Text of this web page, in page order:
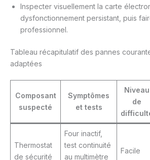
Inspecter visuellement la carte
dysfonctionnement persistant, puis
professionnel.
Tableau récapitulatif des pannes
adaptées
Composant
suspecté
Symptômes
et tests
Niveau
de
Thermostat
de sécurité
Four inactif,
test continuité
au multimètre
Facile